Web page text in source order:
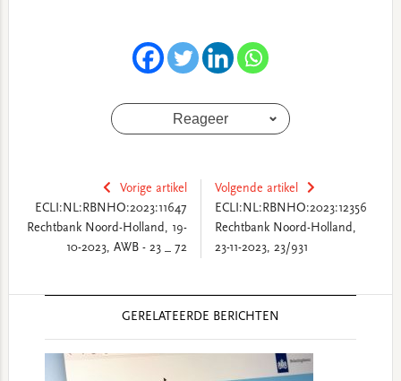
Reageer
Vorige artikel
ECLI:NL:RBNHO:2023:11647
Rechtbank Noord-Holland, 19-
10-2023, AWB - 23 _ 72
Volgende artikel
ECLI:NL:RBNHO:2023:12356
Rechtbank Noord-Holland,
23-11-2023, 23/931
GERELATEERDE BERICHTEN